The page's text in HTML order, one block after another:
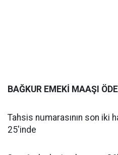
BAĞKUR EMEKİ MAAŞI
Tahsis numarasının son iki
25'inde